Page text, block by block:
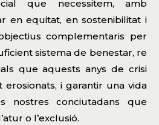
que necessitem, amb
en equitat, en sostenibilitat i
complementaris per
sistema de benestar, re​
que aquests anys de crisi
i garantir una vida
nostres conciutadans que
o l’exclusió.